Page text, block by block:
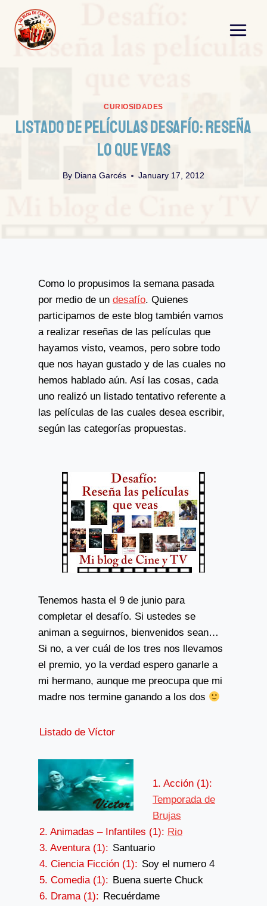
content
CURIOSIDADES
Listado De Películas Desafío: Reseña
Lo Que Veas
By Diana Garcés January 17, 2012
Como lo propusimos la semana pasada
por medio de un desafío. Quienes
participamos de este blog también vamos
a realizar reseñas de las películas que
hayamos visto, veamos, pero sobre todo
que nos hayan gustado y de las cuales no
hemos hablado aún. Así las cosas, cada
uno realizó un listado tentativo referente a
las películas de las cuales desea escribir,
según las categorías propuestas.
Tenemos hasta el 9 de junio para
completar el desafío. Si ustedes se
animan a seguirnos, bienvenidos sean…
Si no, a ver cuál de los tres nos llevamos
el premio, yo la verdad espero ganarle a
mi hermano, aunque me preocupa que mi
madre nos termine ganando a los dos
Listado de Víctor
1. Acción (1):
Temporada de
Brujas
2. Animadas – Infantiles (1): Rio
3. Aventura (1): Santuario
4. Ciencia Ficción (1): Soy el numero 4
5. Comedia (1): Buena suerte Chuck
6. Drama (1): Recuérdame